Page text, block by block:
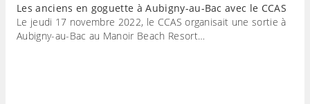
Les anciens en goguette à Aubigny-au-Bac avec le CCAS
Le jeudi 17 novembre 2022, le CCAS organisait une sortie à
Aubigny-au-Bac au Manoir Beach Resort…